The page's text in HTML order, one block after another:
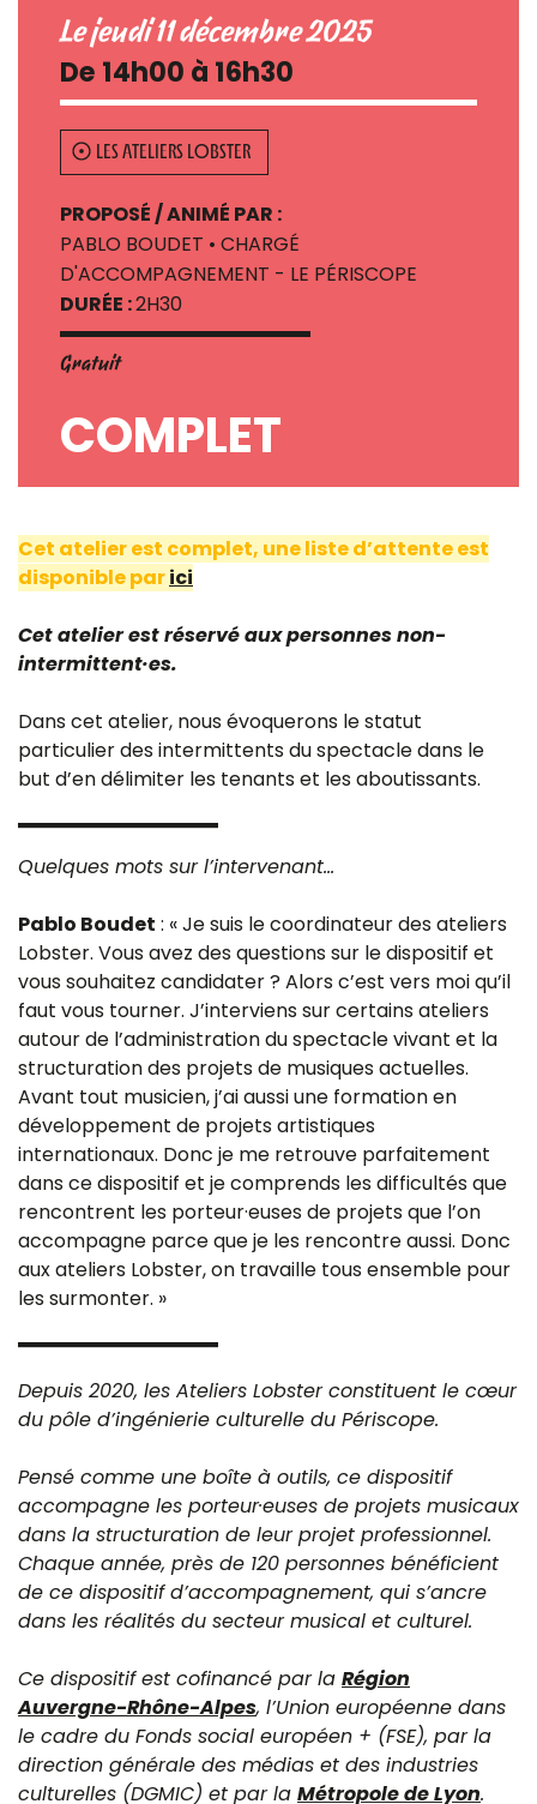
Le jeudi 11 décembre 2025
De 14h00 à 16h30
LES ATELIERS LOBSTER
PROPOSÉ / ANIMÉ PAR :
PABLO BOUDET • CHARGÉ
D'ACCOMPAGNEMENT - LE PÉRISCOPE
DURÉE :2H30
Gratuit
COMPLET
Cet atelier est complet, une liste d’attente est
disponible parici
Cet atelier est réservé aux personnes non-
intermittent·es.
Dans cet atelier, nous évoquerons le statut
particulier des intermittents du spectacle dans le
but d’en délimiter les tenants et les aboutissants.
Quelques mots sur l’intervenant…
Pablo Boudet : « Je suis le coordinateur des ateliers
Lobster. Vous avez des questions sur le dispositif et
vous souhaitez candidater ? Alors c’est vers moi qu’il
faut vous tourner. J’interviens sur certains ateliers
autour de l’administration du spectacle vivant et la
structuration des projets de musiques actuelles.
Avant tout musicien, j’ai aussi une formation en
développement de projets artistiques
internationaux. Donc je me retrouve parfaitement
dans ce dispositif et je comprends les difficultés que
rencontrent les porteur·euses de projets que l’on
accompagne parce que je les rencontre aussi. Donc
aux ateliers Lobster, on travaille tous ensemble pour
les surmonter. »
Depuis 2020, les Ateliers Lobster constituent le cœur
du pôle d’ingénierie culturelle du Périscope.
Pensé comme une boîte à outils, ce dispositif
accompagne les porteur·euses de projets musicaux
dans la structuration de leur projet professionnel.
Chaque année, près de 120 personnes bénéficient
de ce dispositif d’accompagnement, qui s’ancre
dans les réalités du secteur musical et culturel.
Ce dispositif est cofinancé par la Région
Auvergne-Rhône-Alpes, l’Union européenne dans
le cadre du Fonds social européen + (FSE), par la
direction générale des médias et des industries
culturelles (DGMIC) et par la Métropole de Lyon.